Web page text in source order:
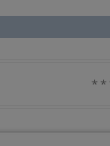
* *